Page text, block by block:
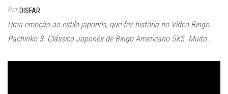
Por DISFAR
Uma emoção ao estilo japonês, que fez história no Vídeo Bingo.
Pachinko 3. Clássico Japonês de Bingo Americano 5X5. Muito…